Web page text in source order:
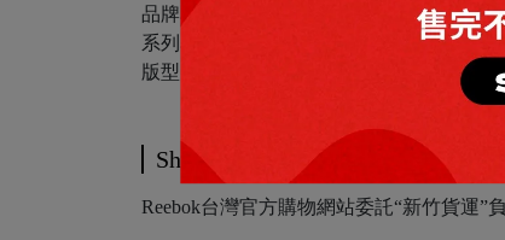
品牌名稱:Reebok
系列名稱:CLUB C REVENGE
版型: Unisex
Shipping Method
Reebok台灣官方購物網站委託“新竹貨運”